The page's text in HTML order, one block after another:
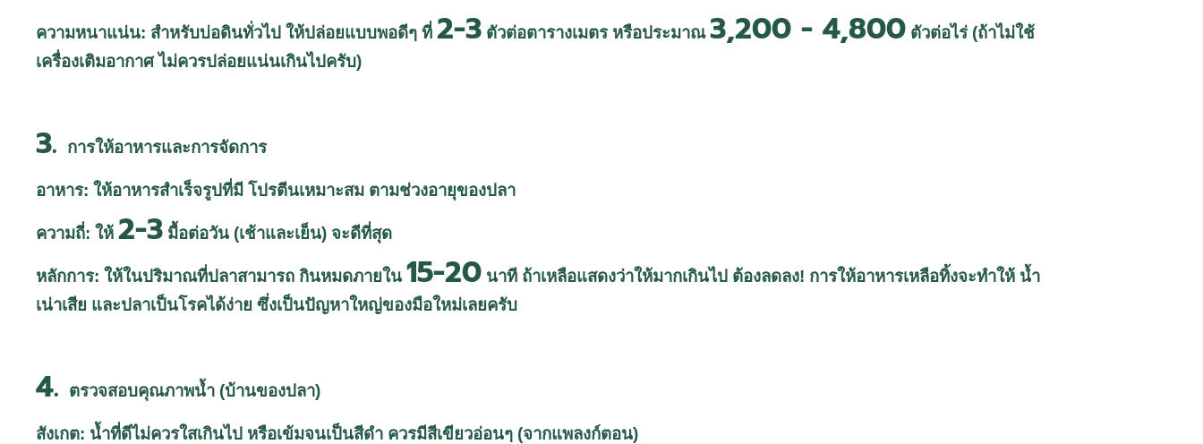
ความหนาแน่น: สำหรับบ่อดินทั่วไป ให้ปล่อยแบบพอดีๆ ที่ 2-3 ตัวต่อตารางเมตร หรือประมาณ3,200 - 4,800 ตัวต่อไร่ (ถ้าไม่ใช้
เครื่องเติมอากาศ ไม่ควรปล่อยแน่นเกินไปครับ)
3. การให้อาหารและการจัดการ
อาหาร: ให้อาหารสำเร็จรูปที่มี โปรตีนเหมาะสม ตามช่วงอายุของปลา
ความถี่: ให้ 2-3 มื้อต่อวัน (เช้าและเย็น) จะดีที่สุด
หลักการ: ให้ในปริมาณที่ปลาสามารถ กินหมดภายใน 15-20 นาที ถ้าเหลือแสดงว่าให้มากเกินไป ต้องลดลง! การให้อาหารเหลือทิ้งจะทำให้ น้ำ
เน่าเสีย และปลาเป็นโรคได้ง่าย ซึ่งเป็นปัญหาใหญ่ของมือใหม่เลยครับ
4. ตรวจสอบคุณภาพน้ำ (บ้านของปลา)
สังเกต: น้ำที่ดีไม่ควรใสเกินไป หรือเข้มจนเป็นสีดำ ควรมีสีเขียวอ่อนๆ (จากแพลงก์ตอน)